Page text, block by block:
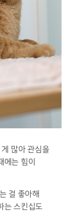
많아 관심을
에는 힘이
걸 좋아해
는 스킨십도